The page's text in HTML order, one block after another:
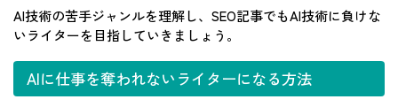
AI技術の苦手ジャンルを理解し、SEO記事でもAI技術に負けな
いライターを目指していきましょう。
AIに仕事を奪われないライターになる方法